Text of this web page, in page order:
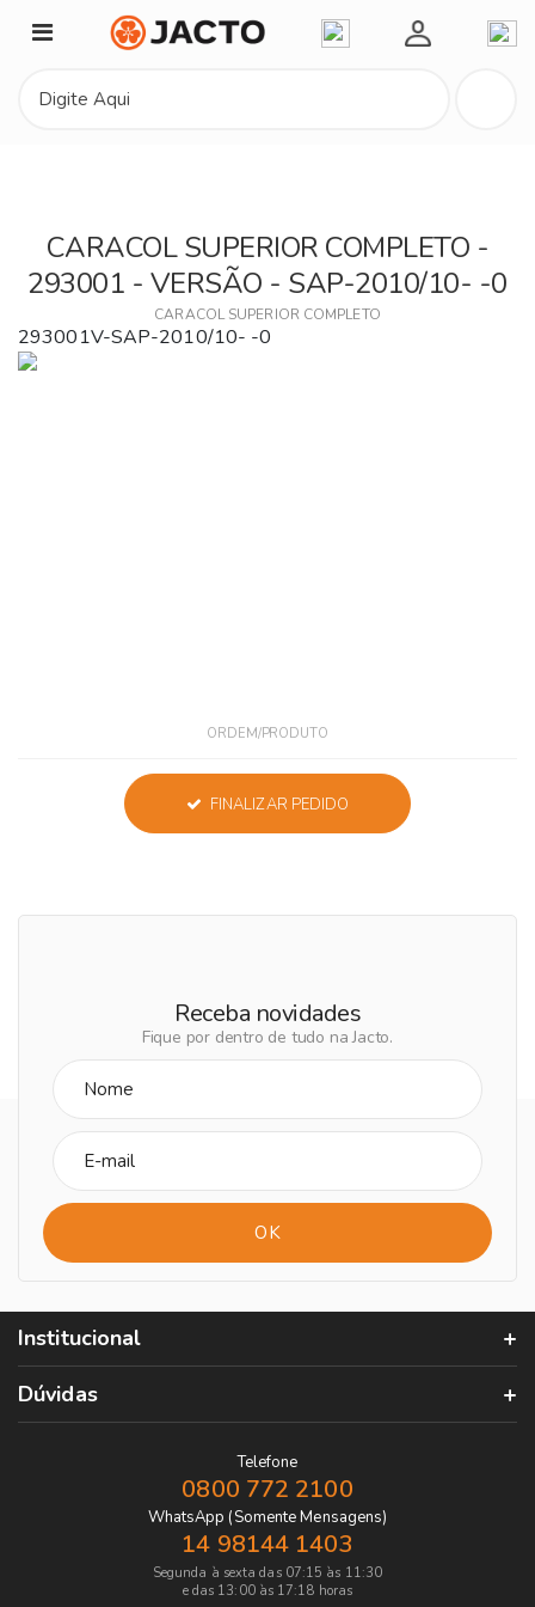
Minha Conta
CARACOL SUPERIOR COMPLETO -
293001 - VERSÃO - SAP-2010/10- -0
CARACOL SUPERIOR COMPLETO
293001V-SAP-2010/10- -0
ORDEM/PRODUTO
FINALIZAR PEDIDO
Receba novidades
Fique por dentro de tudo na Jacto.
Institucional
Dúvidas
Telefone
0800 772 2100
WhatsApp (Somente Mensagens)
14 98144 1403
Segunda à sexta das 07:15 às 11:30
e das 13:00 às 17:18 horas